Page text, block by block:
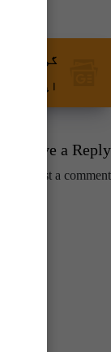
گوگل
اپنی
Leave a Reply
to post a comment.